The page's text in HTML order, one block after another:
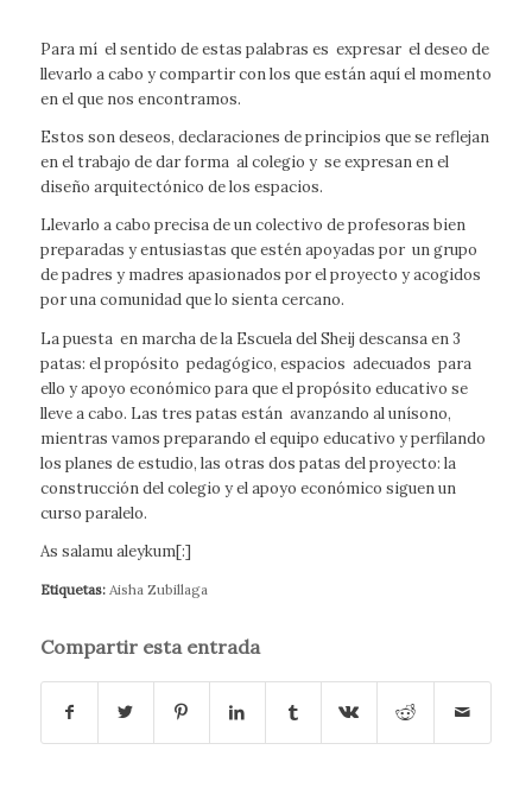
Para mí el sentido de estas palabras es expresar el deseo de
llevarlo a cabo y compartir con los que están aquí el momento
en el que nos encontramos.
Estos son deseos, declaraciones de principios que se reflejan
en el trabajo de dar forma al colegio y se expresan en el
diseño arquitectónico de los espacios.
Llevarlo a cabo precisa de un colectivo de profesoras bien
preparadas y entusiastas que estén apoyadas por un grupo
de padres y madres apasionados por el proyecto y acogidos
por una comunidad que lo sienta cercano.
La puesta en marcha de la Escuela del Sheij descansa en 3
patas: el propósito pedagógico, espacios adecuados para
ello y apoyo económico para que el propósito educativo se
lleve a cabo. Las tres patas están avanzando al unísono,
mientras vamos preparando el equipo educativo y perfilando
los planes de estudio, las otras dos patas del proyecto: la
construcción del colegio y el apoyo económico siguen un
curso paralelo.
As salamu aleykum[:]
Etiquetas: Aisha Zubillaga
Compartir esta entrada